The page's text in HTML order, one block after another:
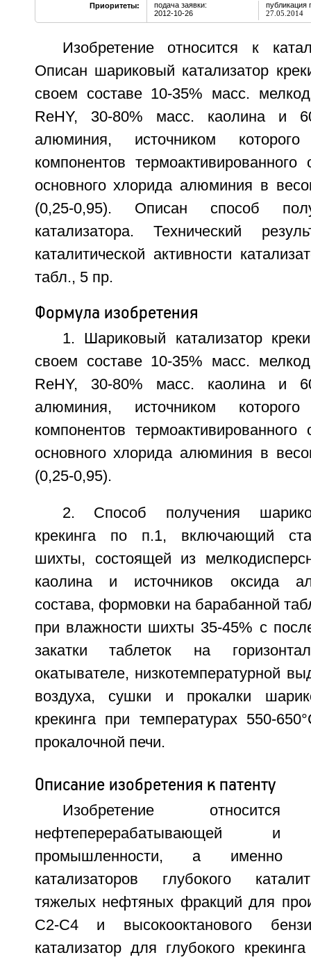
Приоритеты:
подача заявки:
2012-10-26
публикация
27.05.2014
Изобретение относится к
Описан шариковый катализатор
своем составе 10-35% масс.
ReНY, 30-80% масс. каолина и
алюминия, источником
компонентов
основного хлорида алюминия в
(0,25-0,95). Описан способ
катализатора. Технический
каталитической активности
табл., 5 пр.
Формула изобретения
1. Шариковый катализатор
своем составе 10-35% масс.
ReНY, 30-80% масс. каолина и
алюминия, источником
компонентов
основного хлорида алюминия в
(0,25-0,95).
2. Способ получения
крекинга по п.1, включающий
шихты, состоящей из
каолина и источников оксида
состава, формовки на барабанной
при влажности шихты 35-45% с
закатки таблеток на
окатывателе, низкотемпературной
воздуха, сушки и прокалки
крекинга при температурах 550-
прокалочной печи.
Описание изобретения к патенту
Изобретение
нефтеперерабатывающей и
промышленности, а именно
катализаторов глубокого
тяжелых нефтяных фракций для
C2-C4 и высокооктанового
катализатор для глубокого